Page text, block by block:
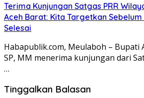
Terima Kunjungan Satgas PRR
Aceh Barat: Kita Targetkan
Selesai
Habapublik.com, Meulaboh – Bupati
SP, MM menerima kunjungan dari
…
Tinggalkan Balasan